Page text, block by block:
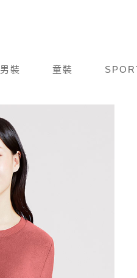
男裝 童裝